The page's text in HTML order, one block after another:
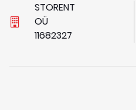
STORENT
OÜ
11682327